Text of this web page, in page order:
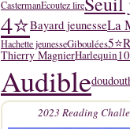
CastermanEcoutez lire
4⭐Bayard jeunesseLa
Hachette jeunesseGiboulées5⭐
Thierry MagnierHarlequin
Audible
2023 Reading